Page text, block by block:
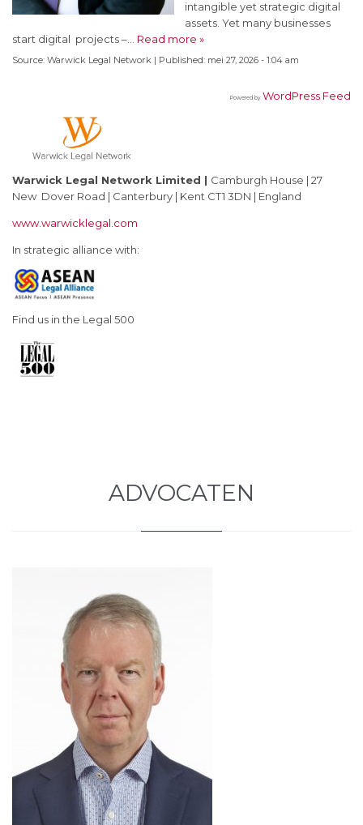
intangible yet strategic digital
assets. Yet many businesses
start digital projects –… Read more »
Source: Warwick Legal Network | Published: mei 27, 2026 - 1:04 am
Powered by WordPress Feed
Warwick Legal Network Limited | Camburgh House | 27
New Dover Road | Canterbury | Kent CT1 3DN | England
www.warwicklegal.com
In strategic alliance with:
Find us in the Legal 500
ADVOCATEN